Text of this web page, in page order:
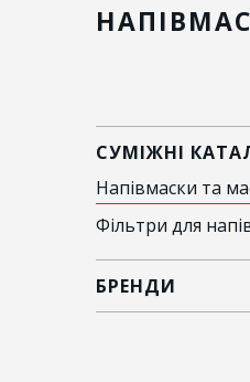
СУМІЖНІ
Напівмаски та
Фільтри для
БРЕНДИ